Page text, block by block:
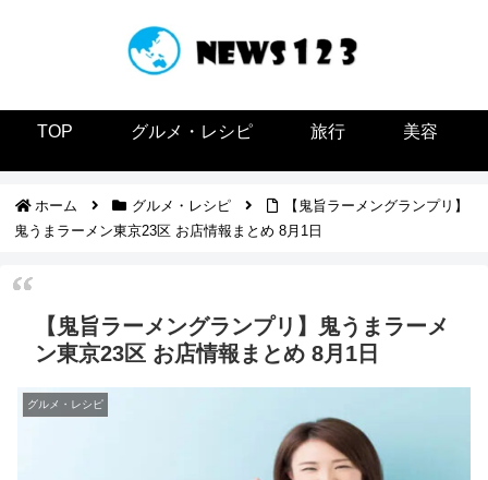
TOP グルメ・レシピ 旅行 美容
ホーム グルメ・レシピ
【鬼旨ラーメングランプリ】
鬼うまラーメン東京23区 お店情報まとめ 8月1日
【鬼旨ラーメングランプリ】鬼うまラーメ
ン東京23区 お店情報まとめ 8月1日
グルメ・レシピ